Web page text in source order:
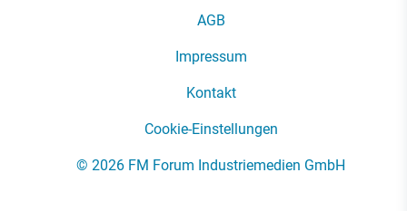
AGB
Impressum
Kontakt
Cookie-Einstellungen
© 2026 FM Forum Industriemedien GmbH